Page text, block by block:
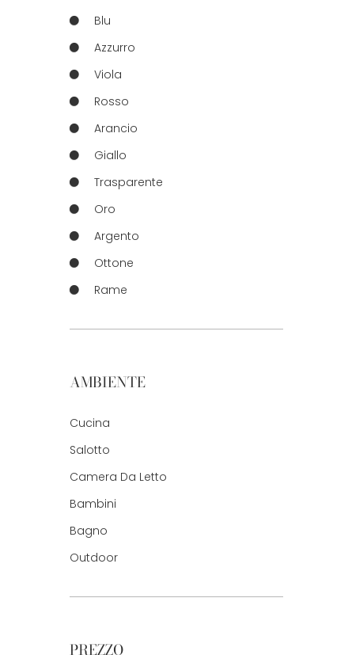
Blu
Azzurro
Viola
Rosso
Arancio
Giallo
Trasparente
Oro
Argento
Ottone
Rame
AMBIENTE
Cucina
Salotto
Camera Da Letto
Bambini
Bagno
Outdoor
PREZZO